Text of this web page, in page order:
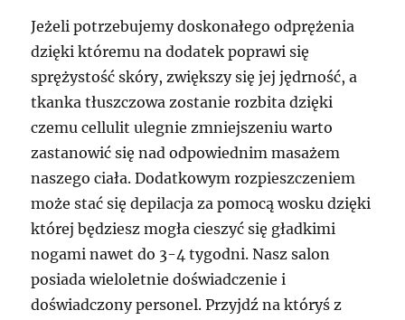
Jeżeli potrzebujemy doskonałego odprężenia
dzięki któremu na dodatek poprawi się
sprężystość skóry, zwiększy się jej jędrność, a
tkanka tłuszczowa zostanie rozbita dzięki
czemu cellulit ulegnie zmniejszeniu warto
zastanowić się nad odpowiednim masażem
naszego ciała. Dodatkowym rozpieszczeniem
może stać się depilacja za pomocą wosku dzięki
której będziesz mogła cieszyć się gładkimi
nogami nawet do 3-4 tygodni. Nasz salon
posiada wieloletnie doświadczenie i
doświadczony personel. Przyjdź na któryś z